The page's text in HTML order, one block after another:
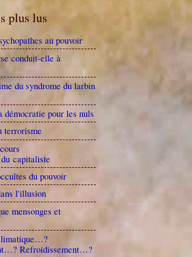
plus lus
au pouvoir
conduit-elle à
du syndrome du larbin
démocratie pour les nuls
terrorisme
du capitaliste
du pouvoir
l'illusion
mensonges et
Refroidissement…?